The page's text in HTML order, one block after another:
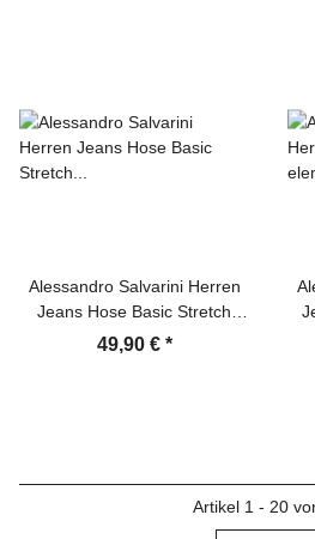
Alessandro Salvarini Herren
Jeans Hose Basic Stretch
Dunkelgrau Regular Slim
49,90 € *
Artikel 1 - 20